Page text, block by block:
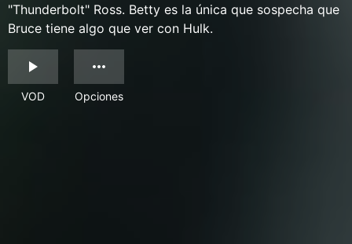
"Thunderbolt" Ross. Betty es la única que sospecha que
Bruce tiene algo que ver con Hulk.
VOD Opciones